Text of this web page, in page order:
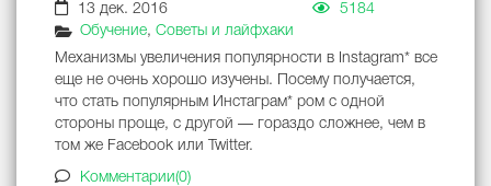
13 дек. 2016
5184
Обучение, Советы и лайфхаки
Механизмы увеличения популярности в Instagram* все
еще не очень хорошо изучены. Посему получается,
что стать популярным Инстаграм* ром с одной
стороны проще, с другой — гораздо сложнее, чем в
том же Facebook или Twitter.
Комментарии(0)